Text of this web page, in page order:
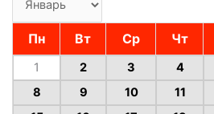
Пн Вт Ср Чт
1 2 3 4
8
9 10 11